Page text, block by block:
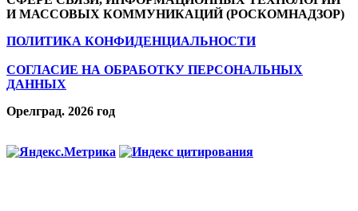
И МАССОВЫХ КОММУНИКАЦИЙ (РОСКОМНАДЗОР)
ПОЛИТИКА КОНФИДЕНЦИАЛЬНОСТИ
СОГЛАСИЕ НА ОБРАБОТКУ ПЕРСОНАЛЬНЫХ
ДАННЫХ
Орелград. 2026 год